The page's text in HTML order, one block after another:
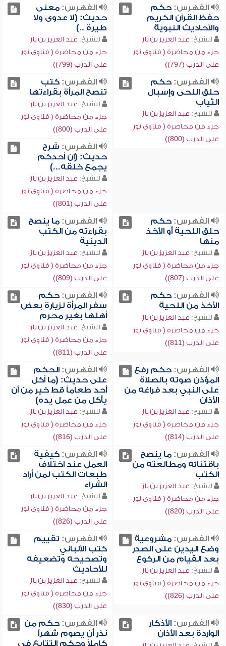
الفهرس:حكم
حفظ القرآن الكريم
والأحاديث النبوية
للشيخ: عبد العزيز بن باز
جزء من محاضرة ( فتاوى نور
على الدرب (797))
الفهرس:معنى
حديث: (لا عدوى ولا
طيرة ..)
للشيخ: عبد العزيز بن باز
جزء من محاضرة ( فتاوى نور
على الدرب (799))
الفهرس:حكم
حلق اللحى وإسبال
الثياب
للشيخ: عبد العزيز بن باز
جزء من محاضرة ( فتاوى نور
على الدرب (800))
الفهرس:كتب
تنصح المرأة بقراءتها
للشيخ: عبد العزيز بن باز
جزء من محاضرة ( فتاوى نور
على الدرب (800))
الفهرس: شرح
حديث: (إن أحدكم
يجمع خلقه...)
للشيخ: عبد العزيز بن باز
جزء من محاضرة ( فتاوى نور
على الدرب (801))
الفهرس:حكم
حلق اللحية أو الأخذ
منها
للشيخ: عبد العزيز بن باز
جزء من محاضرة ( فتاوى نور
على الدرب (807))
الفهرس:ما ينصح
بقراءته من الكتب
الدينية
للشيخ: عبد العزيز بن باز
جزء من محاضرة ( فتاوى نور
على الدرب (809))
الفهرس:حكم
الأخذ من اللحية
للشيخ: عبد العزيز بن باز
جزء من محاضرة ( فتاوى نور
على الدرب (811))
الفهرس:حكم
سفر المرأة لزيارة بعض
أهلها بغير محرم
للشيخ: عبد العزيز بن باز
جزء من محاضرة ( فتاوى نور
على الدرب (811))
الفهرس:حكم رفع
المؤذن صوته بالصلاة
على النبي بعد فراغه من
الأذان
للشيخ: عبد العزيز بن باز
جزء من محاضرة ( فتاوى نور
على الدرب (814))
الفهرس:الحكم
على حديث: (ما أكل
أحد طعاماً قط خير من أن
يأكل من عمل يده)
للشيخ: عبد العزيز بن باز
جزء من محاضرة ( فتاوى نور
على الدرب (816))
الفهرس:ما ينصح
باقتنائه ومطالعته من
الكتب
للشيخ: عبد العزيز بن باز
جزء من محاضرة ( فتاوى نور
على الدرب (820))
الفهرس:كيفية
العمل عند اختلاف
طبعات الكتب لمن أراد
الشراء
للشيخ: عبد العزيز بن باز
جزء من محاضرة ( فتاوى نور
على الدرب (826))
الفهرس:مشروعية
وضع اليدين على الصدر
بعد القيام من الركوع
للشيخ: عبد العزيز بن باز
جزء من محاضرة ( فتاوى نور
على الدرب (826))
الفهرس: تقييم
كتب الألباني
وتصحيحه وتضعيفه
للأحاديث
للشيخ: عبد العزيز بن باز
جزء من محاضرة ( فتاوى نور
على الدرب (830))
الفهرس:الأذكار
الواردة بعد الأذان
الفهرس:حكم من
نذر أن يصوم شهراً
كاملاً وحكم التتابع في